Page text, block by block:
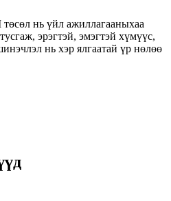
нь үйл ажиллагааныхаа
эрэгтэй, эмэгтэй хүмүүс,
нь хэр ялгаатай үр нөлөө